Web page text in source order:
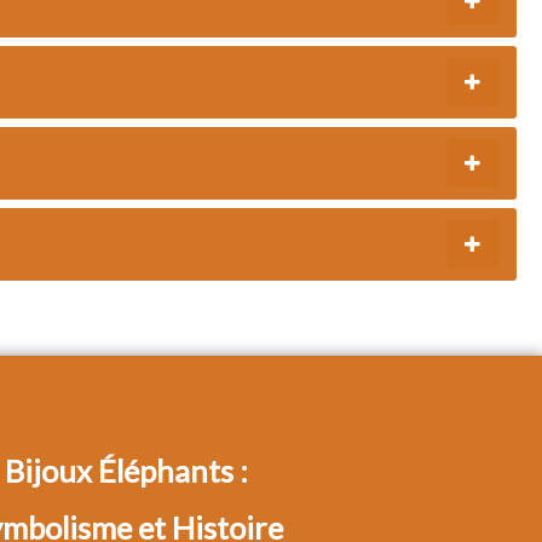
Bijoux Éléphants :
et Histoire